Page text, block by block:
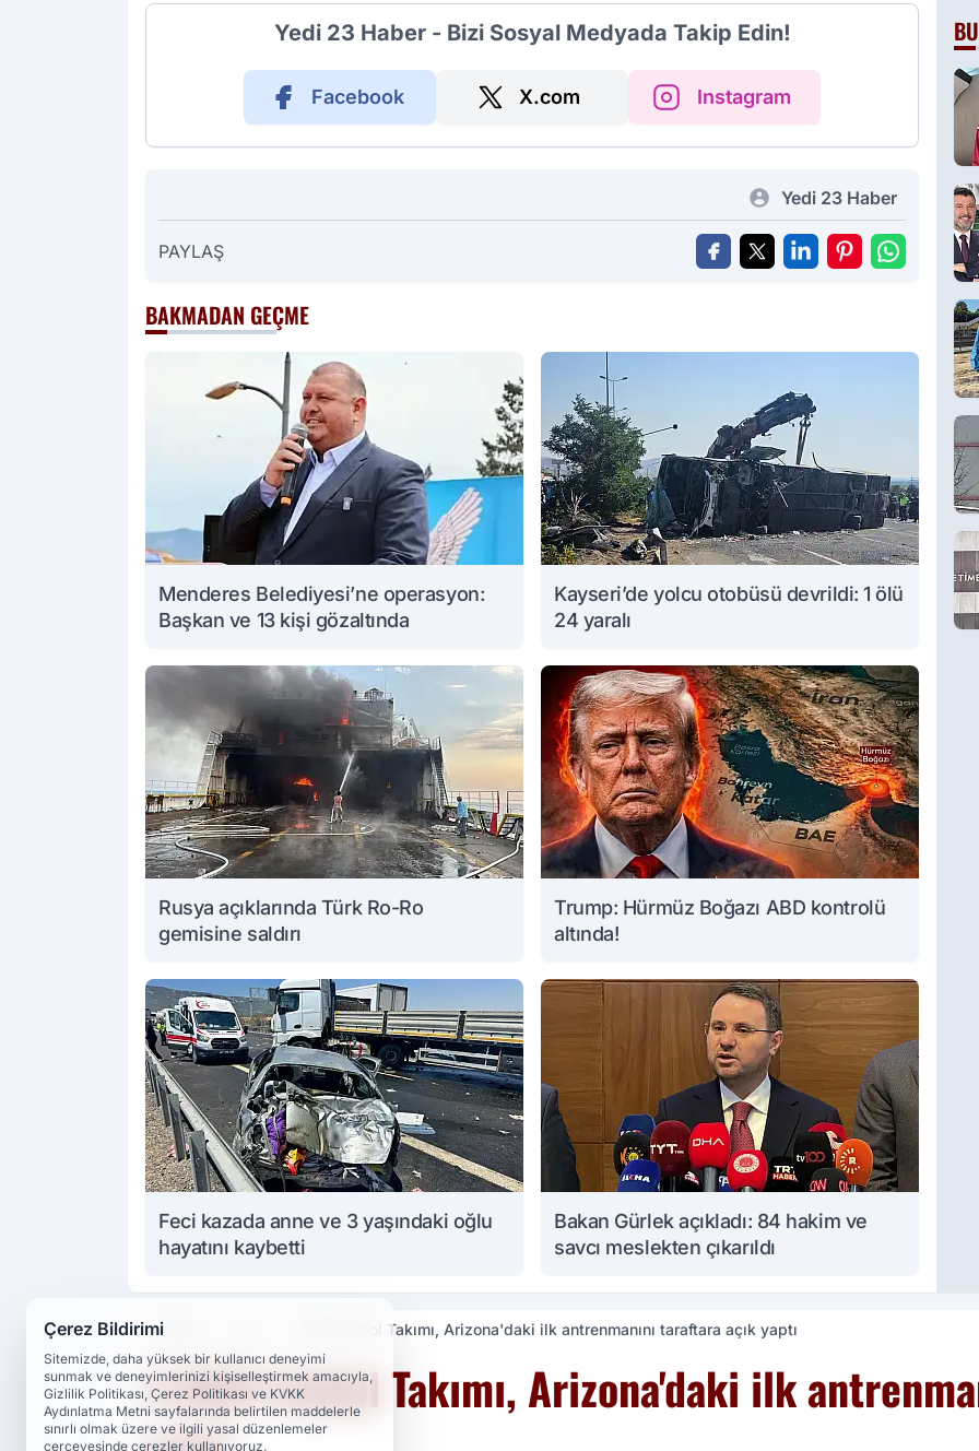
Yedi 23 Haber - Bizi Sosyal Medyada Takip Edin!
Facebook X.com Instagram
Yedi 23 Haber
PAYLAŞ
BAKMADAN GEÇME
Menderes Belediyesi’ne operasyon:
Başkan ve 13 kişi gözaltında
Kayseri’de yolcu otobüsü devrildi: 1 ölü
24 yaralı
Rusya açıklarında Türk Ro-Ro
gemisine saldırı
Trump: Hürmüz Boğazı ABD kontrolü
altında!
Feci kazada anne ve 3 yaşındaki oğlu
hayatını kaybetti
Bakan Gürlek açıkladı: 84 hakim ve
savcı meslekten çıkarıldı
Haberler A Milli Futbol Takımı, Arizona'daki ilk antrenmanını taraftara açık yaptı
A Milli Futbol Takımı, Arizona'daki ilk
Çerez Bildirimi
Sitemizde, daha yüksek bir kullanıcı deneyimi
sunmak ve deneyimlerinizi kişiselleştirmek amacıyla,
Gizlilik Politikası, Çerez Politikası ve KVKK
Aydınlatma Metni sayfalarında belirtilen maddelerle
sınırlı olmak üzere ve ilgili yasal düzenlemeler
çerçevesinde çerezler kullanıyoruz.